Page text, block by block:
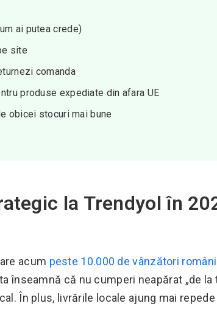
ai putea crede)
site
comanda
produse expediate din afara UE
obicei stocuri mai bune
la Trendyol în
acum peste 10.000 de vânzători
înseamnă că nu cumperi neapărat „de la
În plus, livrările locale ajung mai repede